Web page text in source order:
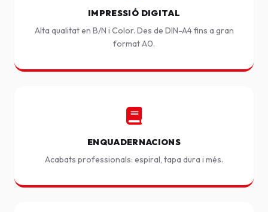
IMPRESSIÓ DIGITAL
Alta qualitat en B/N i Color. Des de DIN-A4 fins a gran
format A0.
ENQUADERNACIONS
Acabats professionals: espiral, tapa dura i més.